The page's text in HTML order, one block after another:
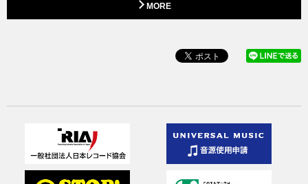
MORE